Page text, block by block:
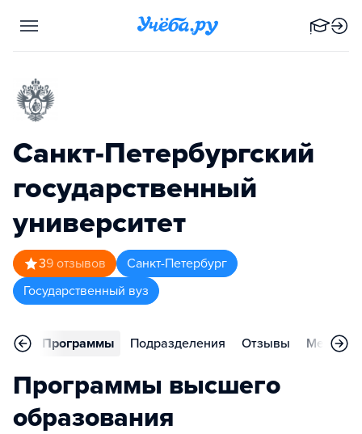
Санкт-Петербургский
государственный
университет
39 отзывов
Санкт-Петербург
Государственный вуз
Программы Подразделения Отзывы
Программы высшего
образования